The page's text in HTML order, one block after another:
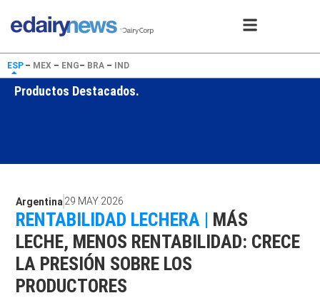
ESP– MEX – ENG– BRA – IND
Productos Destacados.
Argentina 29 MAY 2026
RENTABILIDAD LECHERA | MÁS
LECHE, MENOS RENTABILIDAD: CRECE
LA PRESIÓN SOBRE LOS
PRODUCTORES